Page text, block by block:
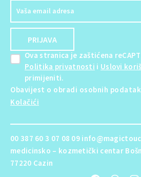
Ova stranica je zaštićena
Politika privatnosti i Uslovi
primijeniti.
Obavijest o obradi osobnih
Kolačići
00 387 60 3 07 08 09
medicinsko – kozmetički centar
77220 Cazin